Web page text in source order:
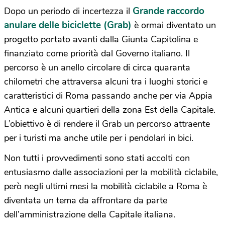
Dopo un periodo di incertezza il Grande raccordo
anulare delle biciclette (Grab) è ormai diventato un
progetto portato avanti dalla Giunta Capitolina e
finanziato come priorità dal Governo italiano. Il
percorso è un anello circolare di circa quaranta
chilometri che attraversa alcuni tra i luoghi storici e
caratteristici di Roma passando anche per via Appia
Antica e alcuni quartieri della zona Est della Capitale.
L’obiettivo è di rendere il Grab un percorso attraente
per i turisti ma anche utile per i pendolari in bici.
Non tutti i provvedimenti sono stati accolti con
entusiasmo dalle associazioni per la mobilità ciclabile,
però negli ultimi mesi la mobilità ciclabile a Roma è
diventata un tema da affrontare da parte
dell’amministrazione della Capitale italiana.